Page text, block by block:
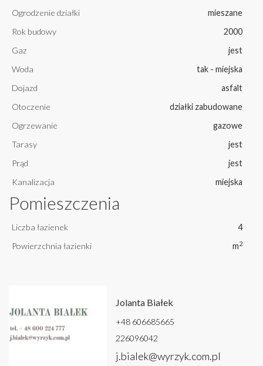
Ogrodzenie działki
mieszane
Rok budowy
2000
Gaz
jest
Woda
tak - miejska
Dojazd
asfalt
Otoczenie
działki zabudowane
Ogrzewanie
gazowe
Tarasy
jest
Prąd
jest
Kanalizacja
miejska
Pomieszczenia
Liczba łazienek
4
Powierzchnia łazienki
m2
Jolanta Białek
+48 606685665
226096042
j.bialek@wyrzyk.com.pl